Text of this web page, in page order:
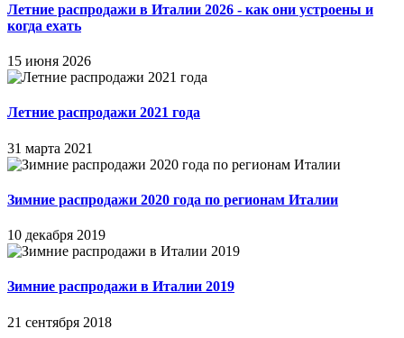
Летние распродажи в Италии 2026 - как они устроены и
когда ехать
15 июня 2026
Летние распродажи 2021 года
31 марта 2021
Зимние распродажи 2020 года по регионам Италии
10 декабря 2019
Зимние распродажи в Италии 2019
21 сентября 2018